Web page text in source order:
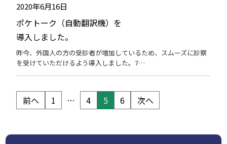
2020年6月16日
ポケトーク（自動翻訳機）を
導入しました。
昨今、外国人の方の受診者が増加しているため、スムーズに診察
を受けていただけるよう導入しました。7…
前へ 1 … 4 5 6 次へ